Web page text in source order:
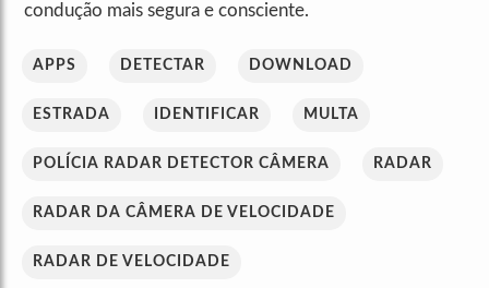
condução mais segura e consciente.
APPS DETECTAR DOWNLOAD
ESTRADA IDENTIFICAR MULTA
POLÍCIA RADAR DETECTOR CÂMERA RADAR
RADAR DA CÂMERA DE VELOCIDADE
RADAR DE VELOCIDADE